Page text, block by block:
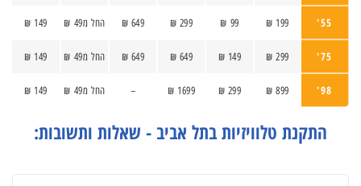
55'
199 ₪
99 ₪
299 ₪
649 ₪ החל מ49 ₪ 149 ₪
75'
299 ₪
149 ₪
649 ₪
649 ₪ החל מ49 ₪ 149 ₪
98'
899 ₪
299 ₪
1699 ₪
– החל מ49 ₪ 149 ₪
התקנת טלוויזיות בתל אביב - שאלות ותשובות: